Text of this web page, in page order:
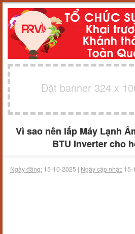
Đặt banner 324 x
Vì sao nên lắp Máy Lạnh
BTU Inverter cho
Ngày đăng: 15-10-2025 | Ngày cập nhật: 15-